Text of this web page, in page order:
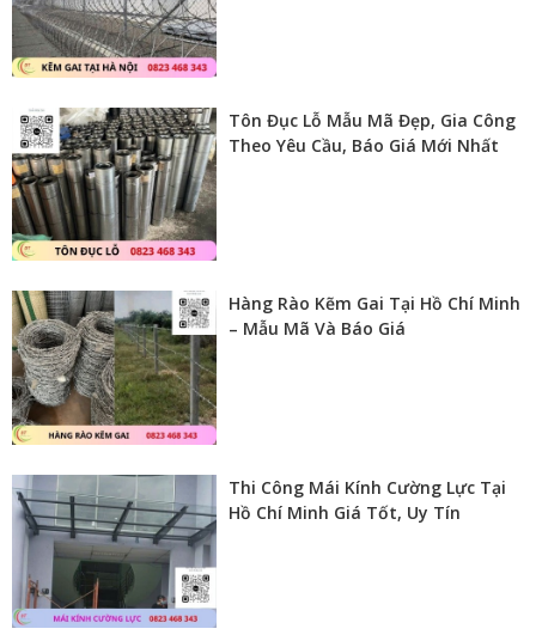
Tôn Đục Lỗ Mẫu Mã Đẹp, Gia Công
Theo Yêu Cầu, Báo Giá Mới Nhất
Hàng Rào Kẽm Gai Tại Hồ Chí Minh
– Mẫu Mã Và Báo Giá
Thi Công Mái Kính Cường Lực Tại
Hồ Chí Minh Giá Tốt, Uy Tín